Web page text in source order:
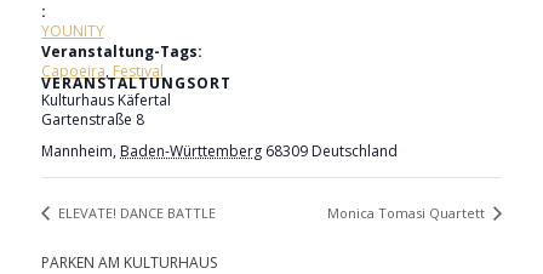
:
YOUNITY
Veranstaltung-Tags:
Capoeira, Festival
VERANSTALTUNGSORT
Kulturhaus Käfertal
Gartenstraße 8
Mannheim, Baden-Württemberg 68309 Deutschland
ELEVATE! DANCE BATTLE Monica Tomasi Quartett
PARKEN AM KULTURHAUS